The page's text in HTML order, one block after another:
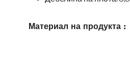
Материал на продукта :